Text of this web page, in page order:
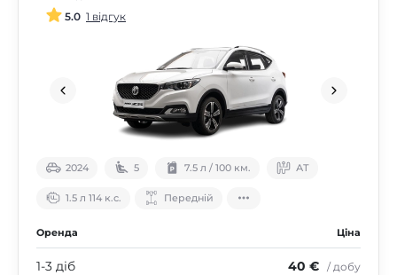
5.0 1 відгук
2024 5 7.5 л / 100 км. АТ
1.5 л 114 к.с. Передній
Оренда Ціна
1-3 діб 40 € / добу